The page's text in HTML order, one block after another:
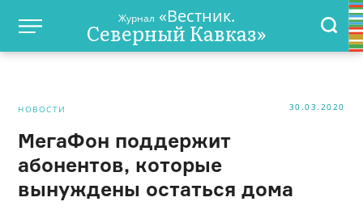
Журнал «Вестник.
Северный Кавказ»
НОВОСТИ 30.03.2020
МегаФон поддержит
абонентов, которые
вынуждены остаться дома